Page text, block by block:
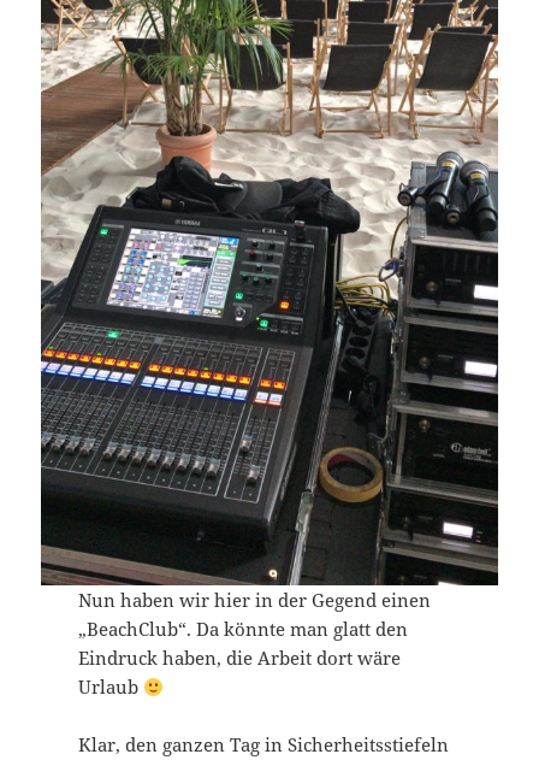
Nun haben wir hier in der Gegend einen
„BeachClub“. Da könnte man glatt den
Eindruck haben, die Arbeit dort wäre
Urlaub
Klar, den ganzen Tag in Sicherheitsstiefeln